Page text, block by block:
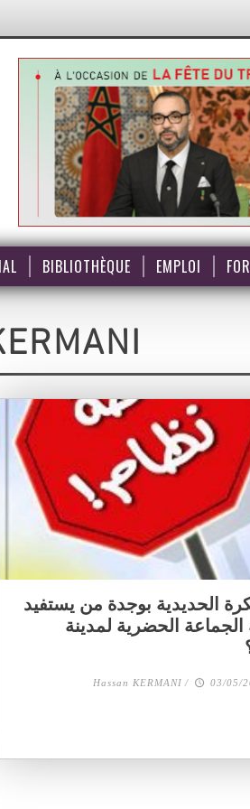
BIBLIOTHÈQUE EMPLOI
الحديدية بوجدة من يستفيد
الحضرية لمدينة
Hassan KERMANI / 03/05/